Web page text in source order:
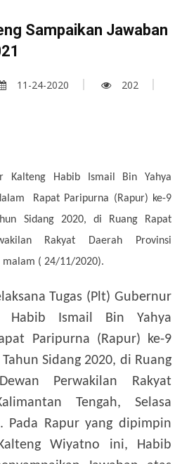
Sampaikan Jawaban
11-24-2020
202
Kalteng Habib Ismail Bin Yahya
Rapat Paripurna (Rapur) ke-9
Sidang 2020, di Ruang Rapat
Rakyat Daerah Provinsi
malam ( 24/11/2020).
Tugas (Plt) Gubernur
Habib Ismail Bin Yahya
Paripurna (Rapur) ke-9
Sidang 2020, di Ruang
Perwakilan Rakyat
Tengah, Selasa
Pada Rapur yang dipimpin
Wiyatno ini, Habib